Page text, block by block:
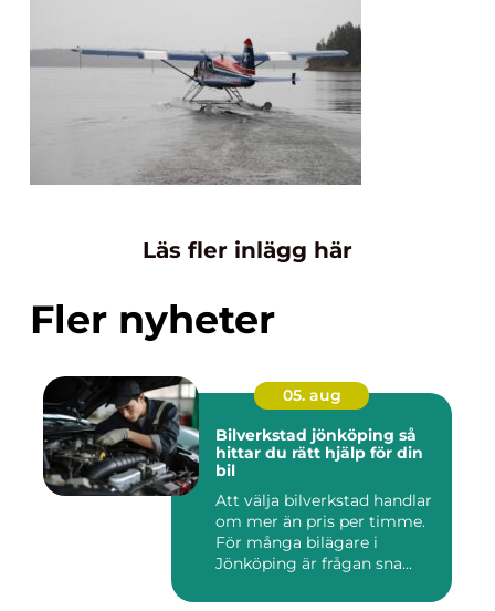
Läs fler inlägg här
Fler nyheter
05. aug
Bilverkstad jönköping så
hittar du rätt hjälp för din
bil
Att välja bilverkstad handlar
om mer än pris per timme.
För många bilägare i
Jönköping är frågan sna...